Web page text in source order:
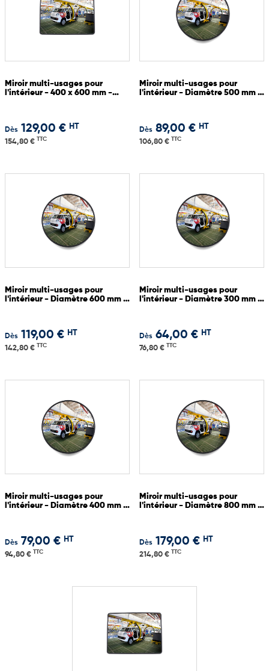
Miroir multi-usages pour
l'intérieur - 400 x 600 mm -
Dès 129,00 € HT
154,80 € TTC
Miroir multi-usages pour
l'intérieur - Diamètre 500 mm -
Dès 89,00 € HT
106,80 € TTC
Miroir multi-usages pour
l'intérieur - Diamètre 600 mm -
Dès 119,00 € HT
142,80 € TTC
Miroir multi-usages pour
l'intérieur - Diamètre 300 mm -
Dès 64,00 € HT
76,80 € TTC
Miroir multi-usages pour
l'intérieur - Diamètre 400 mm -
Dès 79,00 € HT
94,80 € TTC
Miroir multi-usages pour
l'intérieur - Diamètre 800 mm -
Dès 179,00 € HT
214,80 € TTC